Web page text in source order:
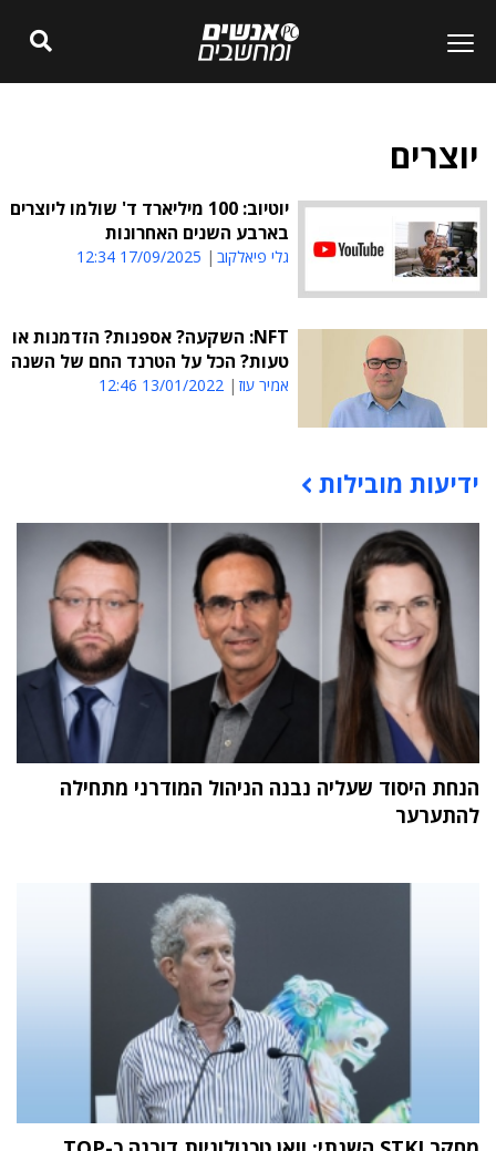
יוצרים
יוטיוב: 100 מיליארד ד' שולמו ליוצרים
בארבע השנים האחרונות
גלי פיאלקוב 17/09/2025 12:34
NFT: השקעה? אספנות? הזדמנות או
טעות? הכל על הטרנד החם של השנה
אמיר עוז 13/01/2022 12:46
תוכן פרסומי
ידיעות מובילות
הנחת היסוד שעליה נבנה הניהול המודרני מתחילה
להתערער